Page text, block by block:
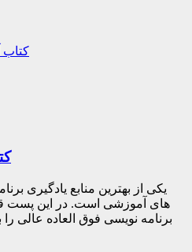
یکی از بهترین منابع یادگیری
های آموزشی است. در این پست
برنامه نویسی فوق العاده عالی